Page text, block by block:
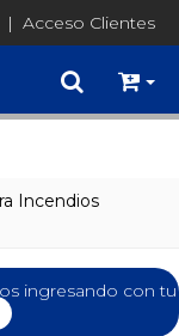
| Acceso Clientes
Incendios
ingresando con tu